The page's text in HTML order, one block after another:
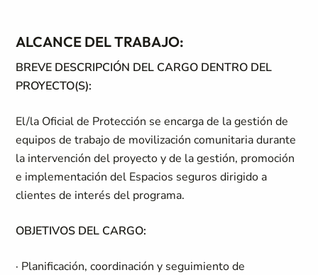
ALCANCE DEL TRABAJO:
BREVE DESCRIPCIÓN DEL CARGO DENTRO DEL
PROYECTO(S):
El/la Oficial de Protección se encarga de la gestión de
equipos de trabajo de movilización comunitaria durante
la intervención del proyecto y de la gestión, promoción
e implementación del Espacios seguros dirigido a
clientes de interés del programa.
OBJETIVOS DEL CARGO:
· Planificación, coordinación y seguimiento de